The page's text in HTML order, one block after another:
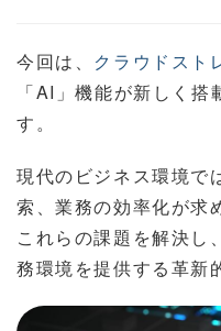
今回は、 クラウドスト
「AI」機能が新しく搭
す。
現代のビジネス環境で
索、業務の効率化が求
これらの課題を解決し
務環境を提供する革新